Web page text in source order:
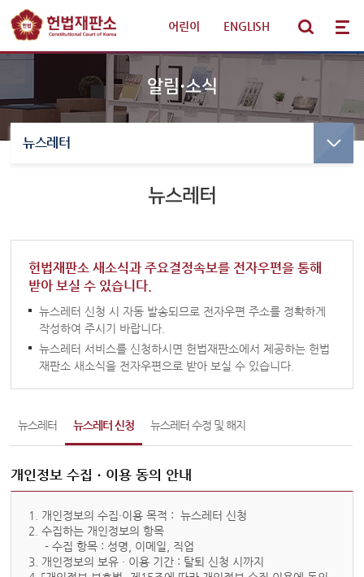
어린이 ENGLISH
선고·변론사건
만화로 보는 결정
최근 주요결정
변론일정
변론목록
변론동영상
방청신청
확인/취소
헌법재판 안내
참여·소통
알림·소식
헌법재판소 소개
알림·소식
뉴스레터
뉴스레터
헌법재판소 새소식과 주요결정속보를 전자우편을 통해
받아 보실 수 있습니다.
뉴스레터 신청 시 자동 발송되므로 전자우편 주소를 정확하게
작성하여 주시기 바랍니다.
뉴스레터 서비스를 신청하시면 헌법재판소에서 제공하는 헌법
재판소 새소식을 전자우편으로 받아 보실 수 있습니다.
뉴스레터 뉴스레터 신청 뉴스레터 수정 및 해지
개인정보 수집ㆍ이용 동의 안내